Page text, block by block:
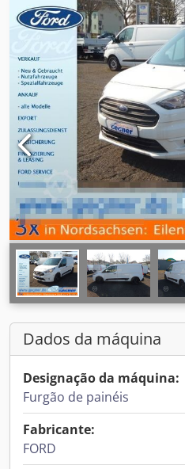
Dados da máquina
Designação da máquina:
Furgão de painéis
Fabricante:
FORD